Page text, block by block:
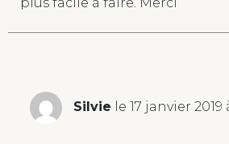
Silvie le 17 janvier